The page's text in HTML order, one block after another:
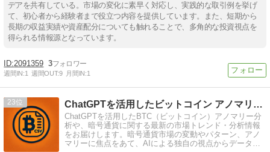
デアを共有している。市場の変化に素早く対応し、実践的な取引例を挙げ
て、初心者から経験者まで役立つ内容を提供しています。また、短期から
長期の収益実績や資産配分についても触れることで、多角的な投資視点を
得られる情報源となっています。
2091359 3
週間IN:1 週間OUT:9 月間IN:1
23 ChatGPTを活用したビットコイン アノマリー分析ブログ
ChatGPTを活用したBTC（ビットコイン）アノマリー分
析や、暗号通貨に関する最新の市場トレンド・分析情報
をお届けします。暗号通貨市場の変動やパターン、アノ
マリーに焦点をあて、AIによる独自の視点からデータを